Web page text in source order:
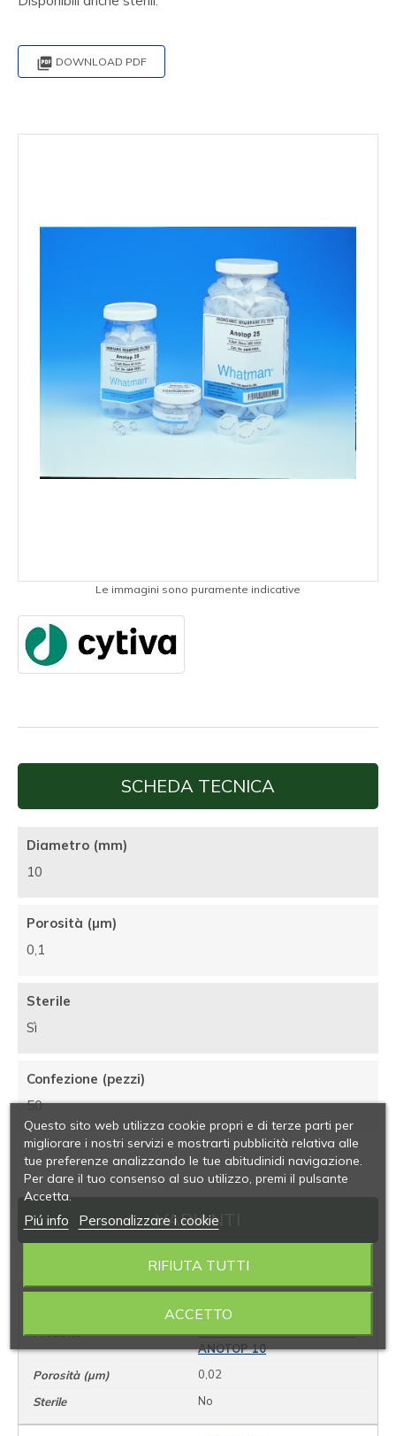
 DOWNLOAD PDF
Le immagini sono puramente indicative
SCHEDA TECNICA
Diametro (mm)
10
Porosità (µm)
0,1
Sterile
Sì
Confezione (pezzi)
50
VARIANTI
FILTRI SIRINGA WHATMAN
ANOTOP 10
0,02
No
Questo sito web utilizza cookie propri e di terze parti per
migliorare i nostri servizi e mostrarti pubblicità relativa alle
tue preferenze analizzando le tue abitudinidi navigazione.
Per dare il tuo consenso al suo utilizzo, premi il pulsante
Accetta.
Piú info Personalizzare i cookie
RIFIUTA TUTTI
ACCETTO